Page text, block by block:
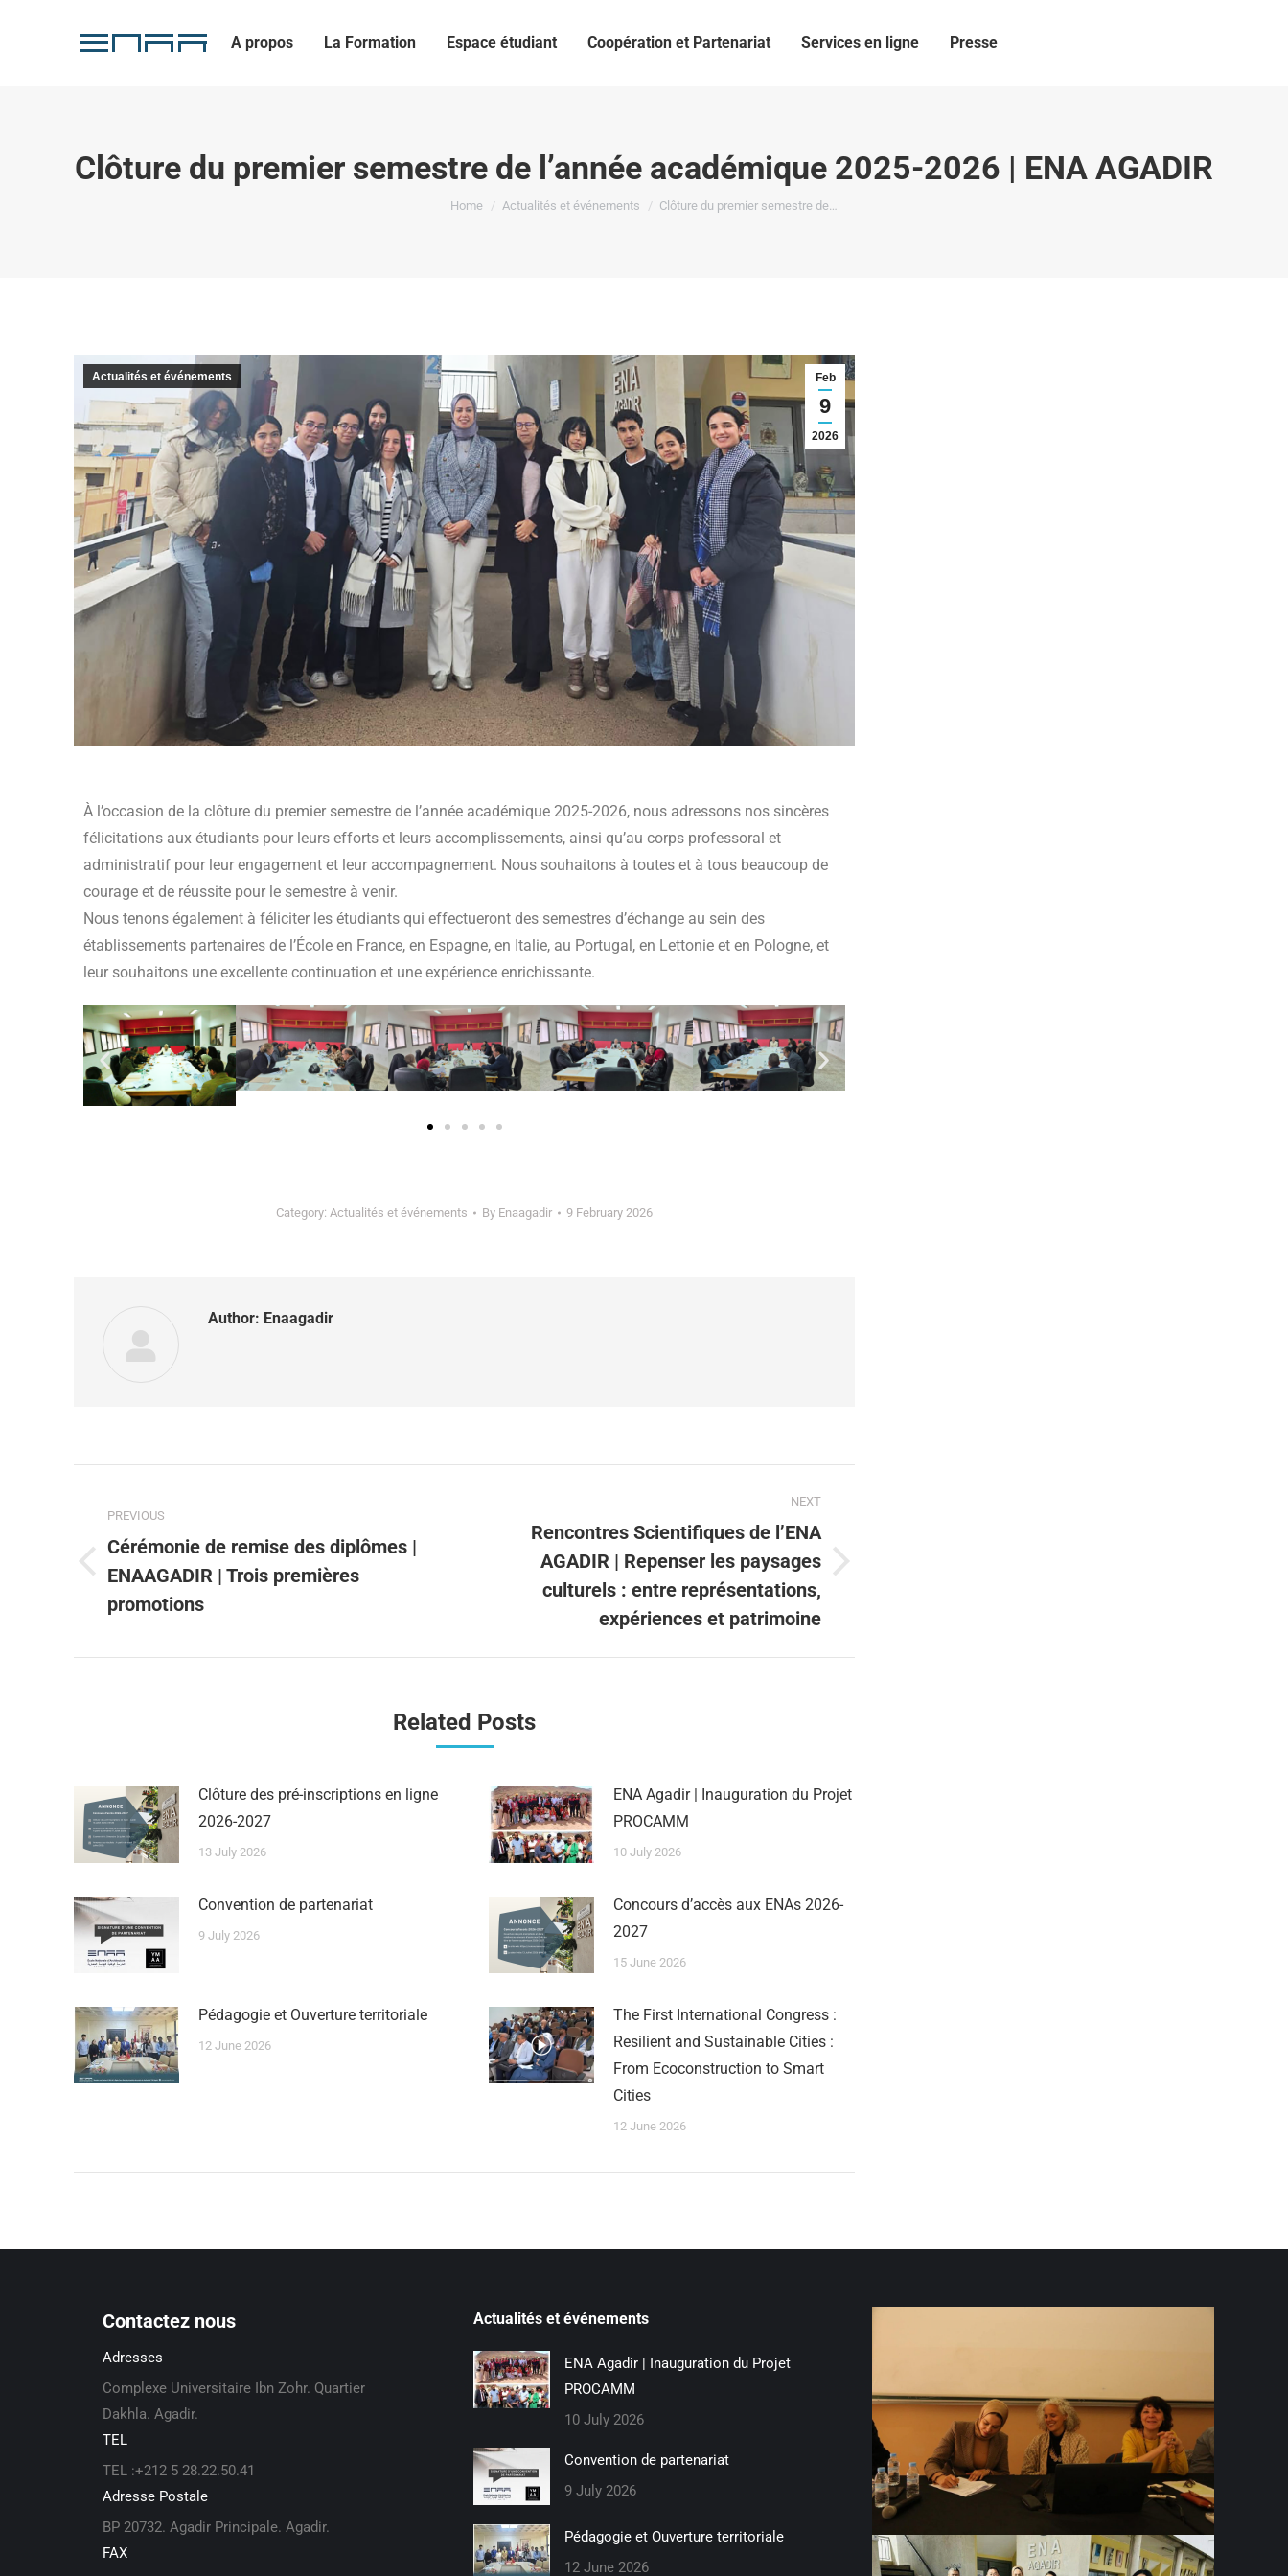
A propos La Formation Espace étudiant Coopération et Partenariat Services en ligne Presse
Clôture du premier semestre de l’année académique 2025-2026 | ENA AGADIR
You are here:
Home Actualités et événements Clôture du premier semestre de…
Feb
9
2026
Actualités et événements
À l’occasion de la clôture du premier semestre de l’année académique 2025-2026, nous adressons nos sincères
félicitations aux étudiants pour leurs efforts et leurs accomplissements, ainsi qu’au corps professoral et
administratif pour leur engagement et leur accompagnement. Nous souhaitons à toutes et à tous beaucoup de
courage et de réussite pour le semestre à venir.
Nous tenons également à féliciter les étudiants qui effectueront des semestres d’échange au sein des
établissements partenaires de l’École en France, en Espagne, en Italie, au Portugal, en Lettonie et en Pologne, et
leur souhaitons une excellente continuation et une expérience enrichissante.
Category: Actualités et événements By Enaagadir 9 February 2026
Author: Enaagadir
PREVIOUS
Cérémonie de remise des diplômes |
ENAAGADIR | Trois premières
promotions
NEXT
Rencontres Scientifiques de l’ENA
AGADIR | Repenser les paysages
culturels : entre représentations,
expériences et patrimoine
Related Posts
Clôture des pré-inscriptions en ligne
2026-2027
13 July 2026
ENA Agadir | Inauguration du Projet
PROCAMM
10 July 2026
Convention de partenariat
9 July 2026
Concours d’accès aux ENAs 2026-
2027
15 June 2026
Pédagogie et Ouverture territoriale
12 June 2026
The First International Congress :
Resilient and Sustainable Cities :
From Ecoconstruction to Smart
Cities
12 June 2026
Contactez nous
Adresses
Complexe Universitaire Ibn Zohr. Quartier
Dakhla. Agadir.
TEL
TEL :+212 5 28.22.50.41
Adresse Postale
BP 20732. Agadir Principale. Agadir.
FAX
Actualités et événements
ENA Agadir | Inauguration du Projet
PROCAMM
10 July 2026
Convention de partenariat
9 July 2026
Pédagogie et Ouverture territoriale
12 June 2026